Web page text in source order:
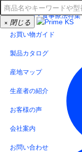
× 閉じる
病気予防・食事療法特集
お買い物ガイド
製品カタログ
産地マップ
生産者の紹介
お客様の声
会社案内
お問い合わせ